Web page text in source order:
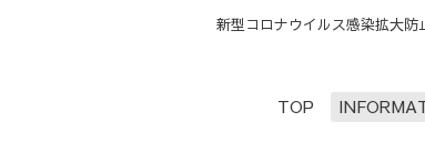
新型コロナウイルス感染拡大
TOP